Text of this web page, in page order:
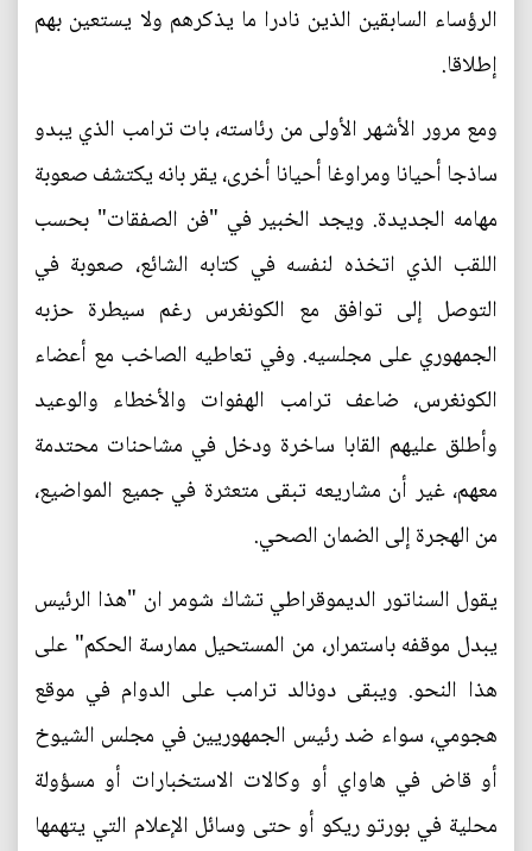
الرؤساء السابقين الذين نادرا ما يذكرهم ولا يستعين بهم
إطلاقا.
ومع مرور الأشهر الأولى من رئاسته، بات ترامب الذي يبدو
ساذجا أحيانا ومراوغا أحيانا أخرى، يقر بانه يكتشف صعوبة
مهامه الجديدة. ويجد الخبير في "فن الصفقات" بحسب
اللقب الذي اتخذه لنفسه في كتابه الشائع، صعوبة في
التوصل إلى توافق مع الكونغرس رغم سيطرة حزبه
الجمهوري على مجلسيه. وفي تعاطيه الصاخب مع أعضاء
الكونغرس، ضاعف ترامب الهفوات والأخطاء والوعيد
وأطلق عليهم القابا ساخرة ودخل في مشاحنات محتدمة
معهم، غير أن مشاريعه تبقى متعثرة في جميع المواضيع،
من الهجرة إلى الضمان الصحي.
يقول السناتور الديموقراطي تشاك شومر ان "هذا الرئيس
يبدل موقفه باستمرار، من المستحيل ممارسة الحكم" على
هذا النحو. ويبقى دونالد ترامب على الدوام في موقع
هجومي، سواء ضد رئيس الجمهوريين في مجلس الشيوخ
أو قاض في هاواي أو وكالات الاستخبارات أو مسؤولة
محلية في بورتو ريكو أو حتى وسائل الإعلام التي يتهمها